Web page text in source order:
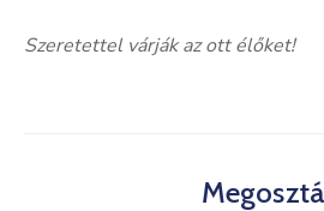
Szeretettel várják az ott élőket!